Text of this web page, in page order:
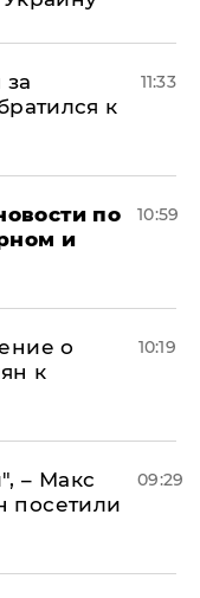
к
11:33
по
и
10:59
о
к
10:19
– Макс
посетили
09:29